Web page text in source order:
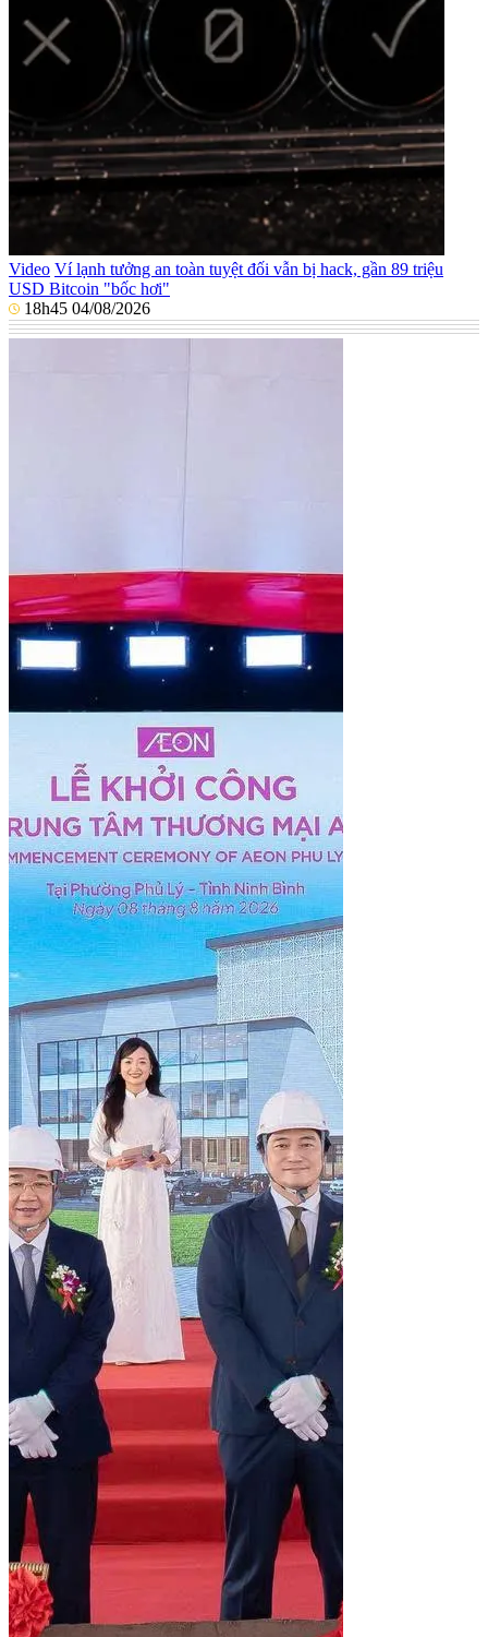
Video Ví lạnh tưởng an toàn tuyệt đối vẫn bị hack, gần 89 triệu
USD Bitcoin "bốc hơi"
18h45 04/08/2026